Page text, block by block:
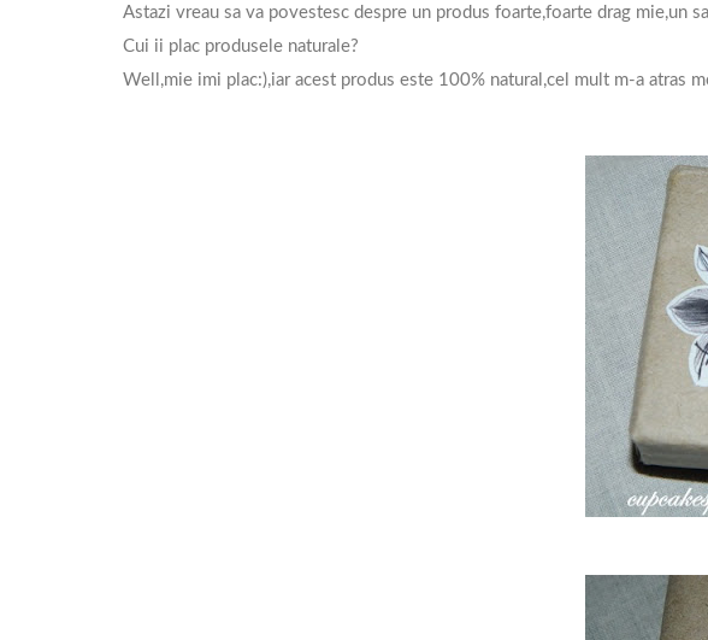
Astazi vreau sa va povestesc despre un produs foarte,foarte drag mie,un
Cui ii plac produsele naturale?
Well,mie imi plac:),iar acest produs este 100% natural,cel mult m-a atras